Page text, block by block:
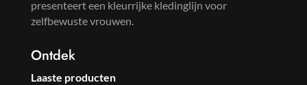
presenteert een kleurrijke kledinglijn voor
zelfbewuste vrouwen.
Ontdek
Laaste producten